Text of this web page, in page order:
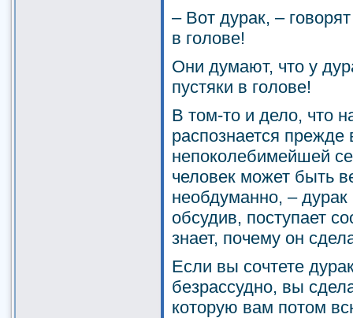
– Вот дурак, –
в голове!
Они думают, что у
пустяки в голове!
В том-то и дело, что
распознается
непоколебимейшей
человек может быть
необдуманно, –
обсудив, поступает
знает, почему он
Если вы сочтете
безрассудно, вы
которую вам потом